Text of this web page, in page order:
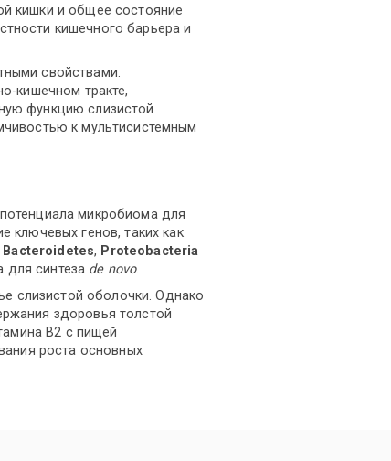
кишки и общее состояние
кишечного барьера и
свойствами.
кишечном тракте,
функцию слизистой
к мультисистемным
микробиома для
ключевых генов, таких как
Bacteroidetes, Proteobacteria
для синтеза de novo.
слизистой оболочки. Однако
здоровья толстой
B2 с пищей
роста основных